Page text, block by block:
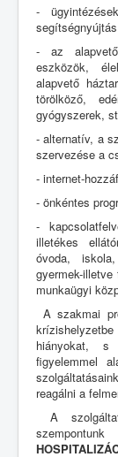
-
segítségnyújtás
- az
eszközök,
alapvető
törölköző,
gyógyszerek,
- alternatív, a
szervezése a
- internet-
- önkéntes
-
illetékes
óvoda,
gyermek-
munkaügyi
A szakmai
hiányokat,
figyelemmel
reagálni a
A